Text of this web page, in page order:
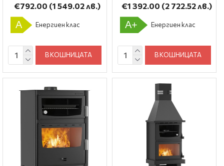
€792.00 (1 549.02 лв.)
A Енергиен клас
В КОШНИЦАТА
€1 392.00 (2 722.52 лв.)
A+ Енергиен клас
В КОШНИЦАТА